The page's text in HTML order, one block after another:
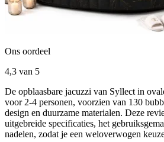
Ons oordeel
4,3 van 5
De opblaasbare jacuzzi van Syllect in
voor 2-4 personen, voorzien van 130
design en duurzame materialen. Deze
uitgebreide specificaties, het
nadelen, zodat je een weloverwogen